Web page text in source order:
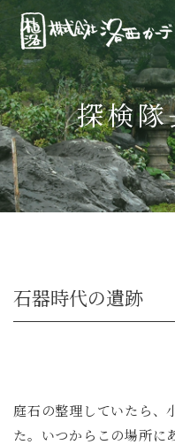
探検
石器時代の遺跡
庭石の整理していたら、
た。いつからこの場所に